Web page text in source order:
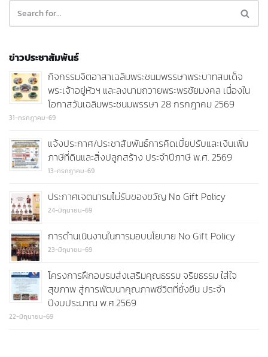
ข่าวประชาสัมพันธ์
กิจกรรมจิตอาสาเฉลิมพระชนมพรรษาพระบาทสมเด็จ
พระเจ้าอยู่หัวฯ และลงนามถวายพระพรชัยมงคล เนื่องใน
โอกาสวันเฉลิมพระชนมพรรษา 28 กรกฎาคม 2569
31-กรกฎาคม-69
แจ้งประกาศ/ประชาสัมพันธ์การคิดเบี้ยปรับและเงินเพิ่ม
ภาษีที่ดินและสิ่งปลูกสร้าง ประจำปีภาษี พ.ศ. 2569
13-กรกฎาคม-69
ประกาศเจตนารมไม่รับของขวัญ No Gift Policy
24-มิถุนายน-69
การดำนเนินงานในการมอบนโยบาย No Gift Policy
23-มิถุนายน-69
โครงการฝึกอบรมส่งเสริมคุณธรรม จริยธรรม ใส่ใจ
สุขภาพ สู่การพัฒนาคุณภาพชีวิตที่ยั่งยืน ประจำ
ปีงบประมาณ พ.ศ.2569
22-มิถุนายน-69